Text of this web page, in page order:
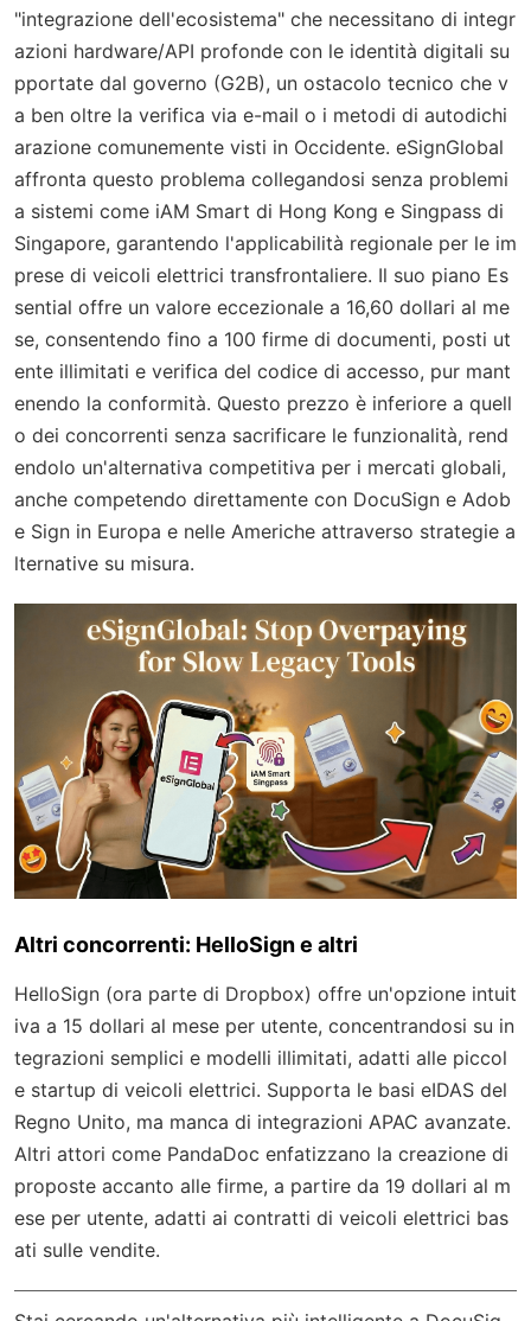
"integrazione dell'ecosistema" che necessitano di integr
azioni hardware/API profonde con le identità digitali su
pportate dal governo (G2B), un ostacolo tecnico che v
a ben oltre la verifica via e-mail o i metodi di autodichi
arazione comunemente visti in Occidente. eSignGlobal
affronta questo problema collegandosi senza problemi
a sistemi come iAM Smart di Hong Kong e Singpass di
Singapore, garantendo l'applicabilità regionale per le im
prese di veicoli elettrici transfrontaliere. Il suo piano Es
sential offre un valore eccezionale a 16,60 dollari al me
se, consentendo fino a 100 firme di documenti, posti ut
ente illimitati e verifica del codice di accesso, pur mant
enendo la conformità. Questo prezzo è inferiore a quell
o dei concorrenti senza sacrificare le funzionalità, rend
endolo un'alternativa competitiva per i mercati globali,
anche competendo direttamente con DocuSign e Adob
e Sign in Europa e nelle Americhe attraverso strategie a
lternative su misura.
Altri concorrenti: HelloSign e altri
HelloSign (ora parte di Dropbox) offre un'opzione intuit
iva a 15 dollari al mese per utente, concentrandosi su in
tegrazioni semplici e modelli illimitati, adatti alle piccol
e startup di veicoli elettrici. Supporta le basi eIDAS del
Regno Unito, ma manca di integrazioni APAC avanzate.
Altri attori come PandaDoc enfatizzano la creazione di
proposte accanto alle firme, a partire da 19 dollari al m
ese per utente, adatti ai contratti di veicoli elettrici bas
ati sulle vendite.